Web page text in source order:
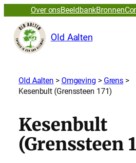
Over onsBeeldbankBronnen
Old Aalten
Old Aalten > Omgeving > Grens >
Kesenbult (Grenssteen 171)
Kesenbult
(Grenssteen